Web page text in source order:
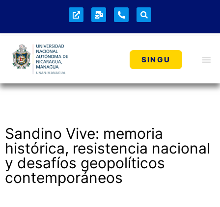
SINGU
NOTICIAS
Sandino Vive: memoria
histórica, resistencia nacional
y desafíos geopolíticos
contemporáneos